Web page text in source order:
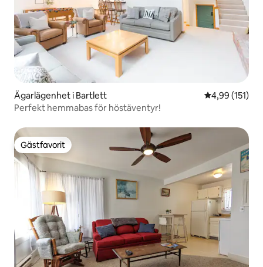
Ägarlägenhet i Bartlett 4,99 av 5 i
4,99 (151)
Perfekt hemmabas för höstäventyr!
Gästfavorit
Gästfavorit